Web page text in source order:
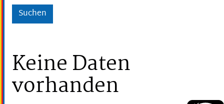
Keine Daten
vorhanden